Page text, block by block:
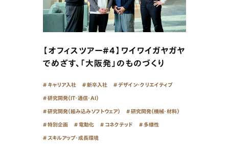
【オフィスツアー#4】ワイワイガヤガヤ
でめざす、「大阪発」のものづくり
キャリア入社 新卒入社 デザイン・クリエイティブ
研究開発（IT・通信・AI）
研究開発（組み込みソフトウェア） 研究開発（機械・材料）
特別企画 電動化 コネクテッド 多様性
スキルアップ・成長環境